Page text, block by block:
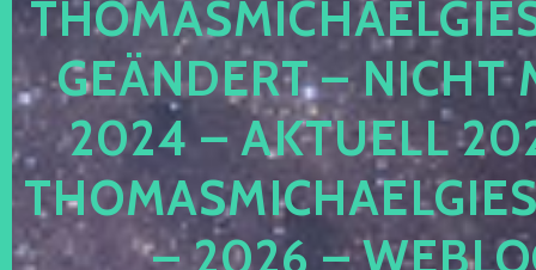
GEÄNDERT – NICHT
2024 – AKTUELL
– 2026 –